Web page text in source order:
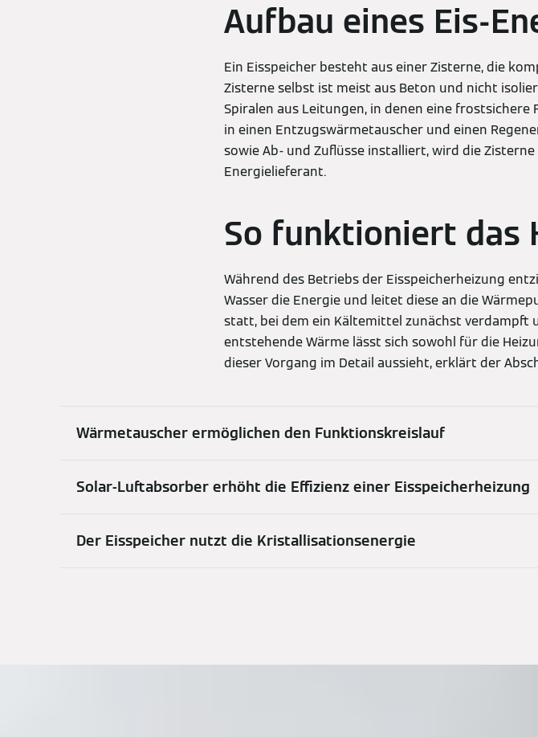
Aufbau eines Eis-
Ein Eisspeicher besteht aus einer Zisterne, die
Zisterne selbst ist meist aus Beton und nicht
Spiralen aus Leitungen, in denen eine frostsichere
in einen Entzugswärmetauscher und einen
sowie Ab- und Zuflüsse installiert, wird die
Energielieferant.
So funktioniert das
Während des Betriebs der Eisspeicherheizung
Wasser die Energie und leitet diese an die
statt, bei dem ein Kältemittel zunächst verdampft
entstehende Wärme lässt sich sowohl für die
dieser Vorgang im Detail aussieht, erklärt der
Wärmetauscher ermöglichen den Funktionskreislauf
Solar-Luftabsorber erhöht die Effizienz einer Eisspeicherheizung
Der Eisspeicher nutzt die Kristallisationsenergie